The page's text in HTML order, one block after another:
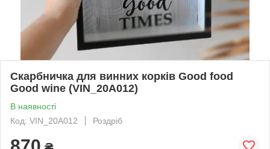
Скарбничка для винних корків Good food
Good wine (VIN_20A012)
В наявності
Код: VIN_20A012
Роздріб